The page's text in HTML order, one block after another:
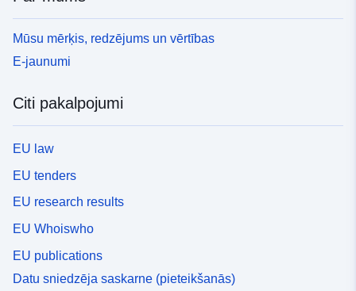
Mūsu mērķis, redzējums un vērtības
E-jaunumi
Citi pakalpojumi
EU law
EU tenders
EU research results
EU Whoiswho
EU publications
Datu sniedzēja saskarne (pieteikšanās)